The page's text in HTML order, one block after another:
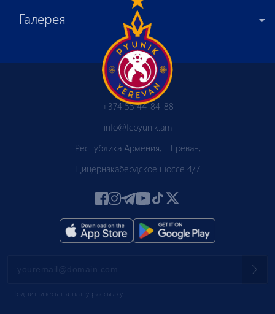
Галерея
+374 55 44-84-88
info@fcpyunik.am
Республика Армения, г. Ереван,
Цицернакабердское шоссе 4/7
Подпишитесь на нашу рассылку